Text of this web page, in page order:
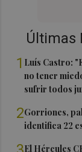
Últimas
1 Luís Castro:
no tener
sufrir todos
2Gorriones,
identifica 22
El Hércules